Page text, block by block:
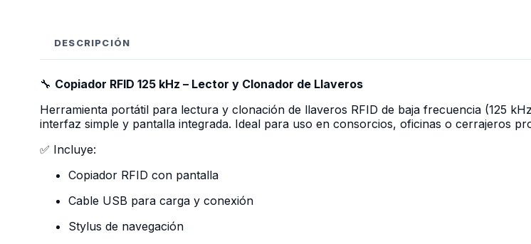
DESCRIPCIÓN
🔧 Copiador RFID 125 kHz – Lector y Clonador de Llaveros
Herramienta portátil para lectura y clonación de llaveros RFID de baja frecuencia (125
interfaz simple y pantalla integrada. Ideal para uso en consorcios, oficinas o cerrajeros
✅ Incluye:
Copiador RFID con pantalla
Cable USB para carga y conexión
Stylus de navegación